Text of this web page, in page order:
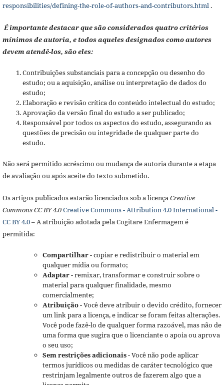
responsibilities/defining-the-role-of-authors-and-contributors.html.
É importante destacar que são considerados quatro critérios
mínimos de autoria, e todos aqueles designados como autores
devem atendê-los, são eles:
Contribuições substanciais para a concepção ou desenho do
estudo; ou a aquisição, análise ou interpretação de dados do
estudo;
Elaboração e revisão crítica do conteúdo intelectual do estudo;
Aprovação da versão final do estudo a ser publicado;
Responsável por todos os aspectos do estudo, assegurando as
questões de precisão ou integridade de qualquer parte do
estudo.
Não será permitido acréscimo ou mudança de autoria durante a etapa
de avaliação ou após aceite do texto submetido.
Os artigos publicados estarão licenciados sob a licençaCreative
Commons CC BY 4.0Creative Commons - Attribution 4.0 International -
CC BY 4.0– A atribuição adotada pela Cogitare Enfermagem é
permitida:
Compartilhar- copiar e redistribuir o material em
qualquer mídia ou formato;
Adaptar- remixar, transformar e construir sobre o
material para qualquer finalidade, mesmo
comercialmente;
Atribuição- Você deve atribuir o devido crédito, fornecer
um link para a licença, e indicar se foram feitas alterações.
Você pode fazê-lo de qualquer forma razoável, mas não de
uma forma que sugira que o licenciante o apoia ou aprova
o seu uso;
Sem restrições adicionais- Você não pode aplicar
termos jurídicos ou medidas de caráter tecnológico que
restrinjam legalmente outros de fazerem algo que a